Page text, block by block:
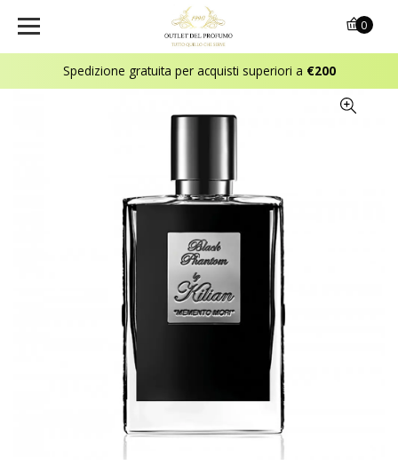
Spedizione gratuita per acquisti superiori a €200
0